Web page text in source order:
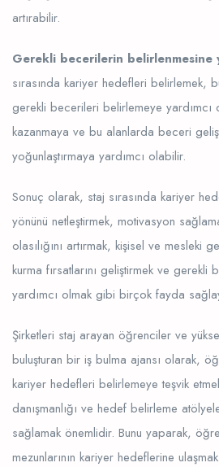
artırabilir.
Gerekli becerilerin belirlenmesine
sırasında kariyer hedefleri belirlemek,
gerekli becerileri belirlemeye
kazanmaya ve bu alanlarda beceri
yoğunlaştırmaya yardımcı olabilir.
Sonuç olarak, staj sırasında kariyer
yönünü netleştirmek, motivasyon
olasılığını artırmak, kişisel ve mesleki
kurma fırsatlarını geliştirmek ve
yardımcı olmak gibi birçok fayda
Şirketleri staj arayan öğrenciler ve
buluşturan bir iş bulma ajansı olarak,
kariyer hedefleri belirlemeye teşvik
danışmanlığı ve hedef belirleme
sağlamak önemlidir. Bunu yaparak,
mezunlarının kariyer hedeflerine